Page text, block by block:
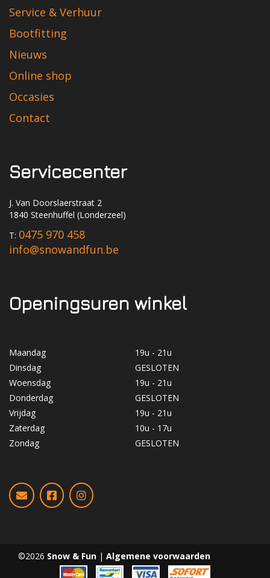
Service & Verhuur
Bootfitting
Nieuws
Online shop
Occasies
Contact
Servicecenter
J. Van Doorslaerstraat 2
1840 Steenhuffel (Londerzeel)
T: 0475 970 458
info@snowandfun.be
Openingsuren winkel
Maandag
19u - 21u
Dinsdag
GESLOTEN
Woensdag
19u - 21u
Donderdag
GESLOTEN
Vrijdag
19u - 21u
Zaterdag
10u - 17u
Zondag
GESLOTEN
©2026 Snow & Fun | Algemene voorwaarden